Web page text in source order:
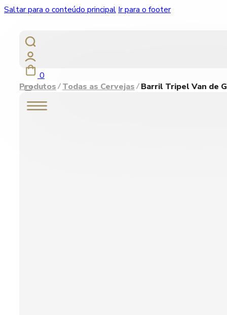
Saltar para o conteúdo principal Ir para o footer
0
Produtos
Todas as Cervejas Barril Tripel Van de